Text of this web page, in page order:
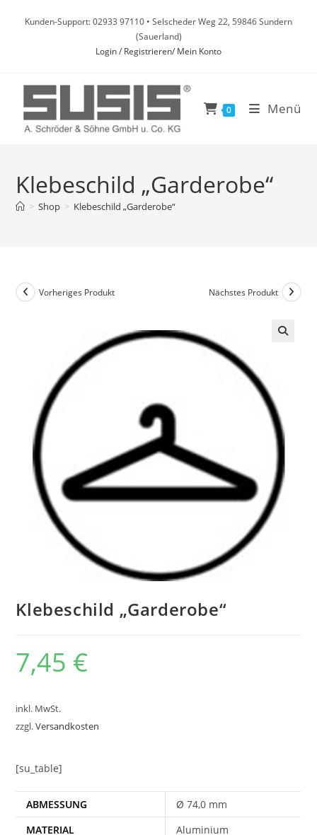
InhaltKunden-Support: 02933 97110 • Selscheder Weg 22, 59846 Sundern
(Sauerland)
Login / Registrieren/ Mein Konto
0 Menü
Klebeschild „Garderobe“
> Shop > Klebeschild „Garderobe“
Vorheriges Produkt Nächstes Produkt
Klebeschild „Garderobe“
7,45 €
inkl. MwSt.
zzgl.Versandkosten
[su_table]
ABMESSUNG
Ø 74,0 mm
MATERIAL
Aluminium